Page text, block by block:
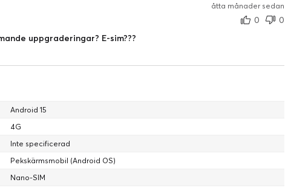
åtta månader sedan
0
0
uppgraderingar? E-sim???
Android 15
4G
Inte specificerad
Pekskärmsmobil (Android OS)
Nano-SIM